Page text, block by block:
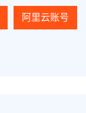
阿里云账号